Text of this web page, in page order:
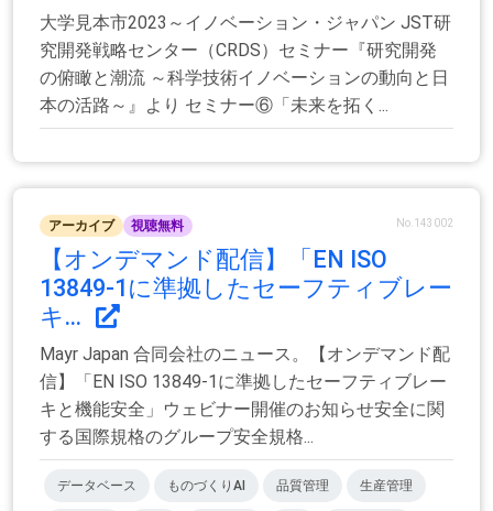
大学見本市2023～イノベーション・ジャパン JST研
究開発戦略センター（CRDS）セミナー『研究開発
の俯瞰と潮流 ～科学技術イノベーションの動向と日
本の活路～』より セミナー⑥「未来を拓く...
アーカイブ 視聴無料 No.143002
【オンデマンド配信】「EN ISO
13849-1に準拠したセーフティブレー
キ...
Mayr Japan 合同会社のニュース。【オンデマンド配
信】「EN ISO 13849-1に準拠したセーフティブレー
キと機能安全」ウェビナー開催のお知らせ安全に関
する国際規格のグループ安全規格...
データベース ものづくりAI 品質管理 生産管理